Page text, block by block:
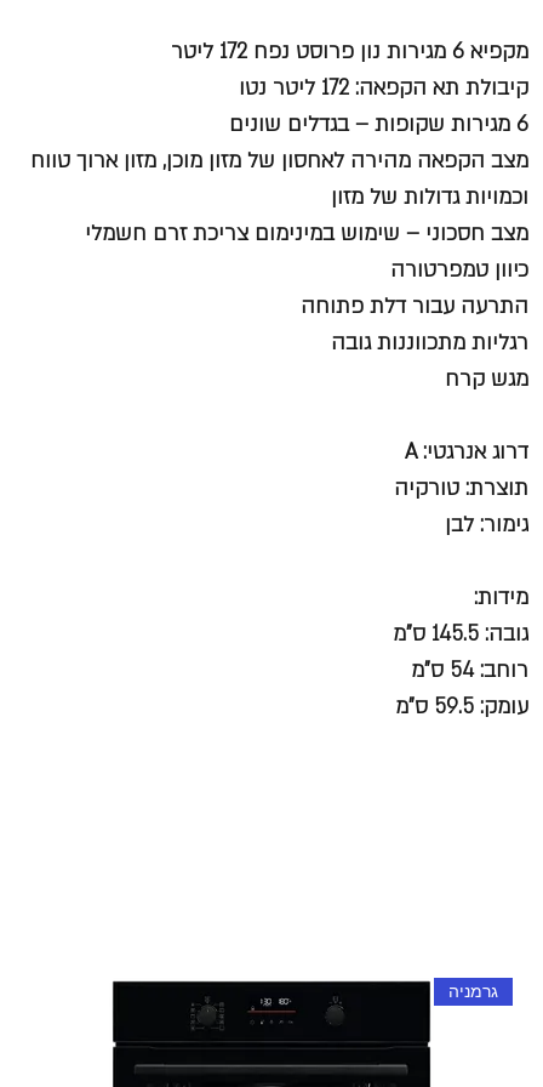
מקפיא 6 מגירות נון פרוסט נפח 172 ליטר
קיבולת תא הקפאה: 172 ליטר נטו
6 מגירות שקופות – בגדלים שונים
מצב הקפאה מהירה לאחסון של מזון מוכן, מזון ארוך טווח
וכמויות גדולות של מזון
מצב חסכוני – שימוש במינימום צריכת זרם חשמלי
כיוון טמפרטורה
התרעה עבור דלת פתוחה
רגליות מתכווננות גובה
מגש קרח
דרוג אנרגטי: A
תוצרת: טורקיה
גימור: לבן
מידות:
גובה: 145.5 ס"מ
רוחב: 54 ס"מ
עומק: 59.5 ס"מ
גרמניה